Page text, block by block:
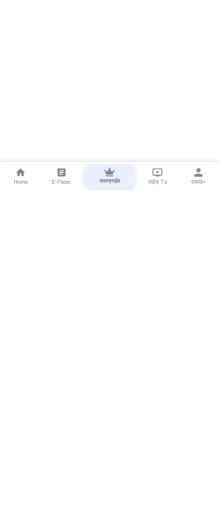
Home E-Paper सबस्क्राईब लाईव्ह TV सकाळ+